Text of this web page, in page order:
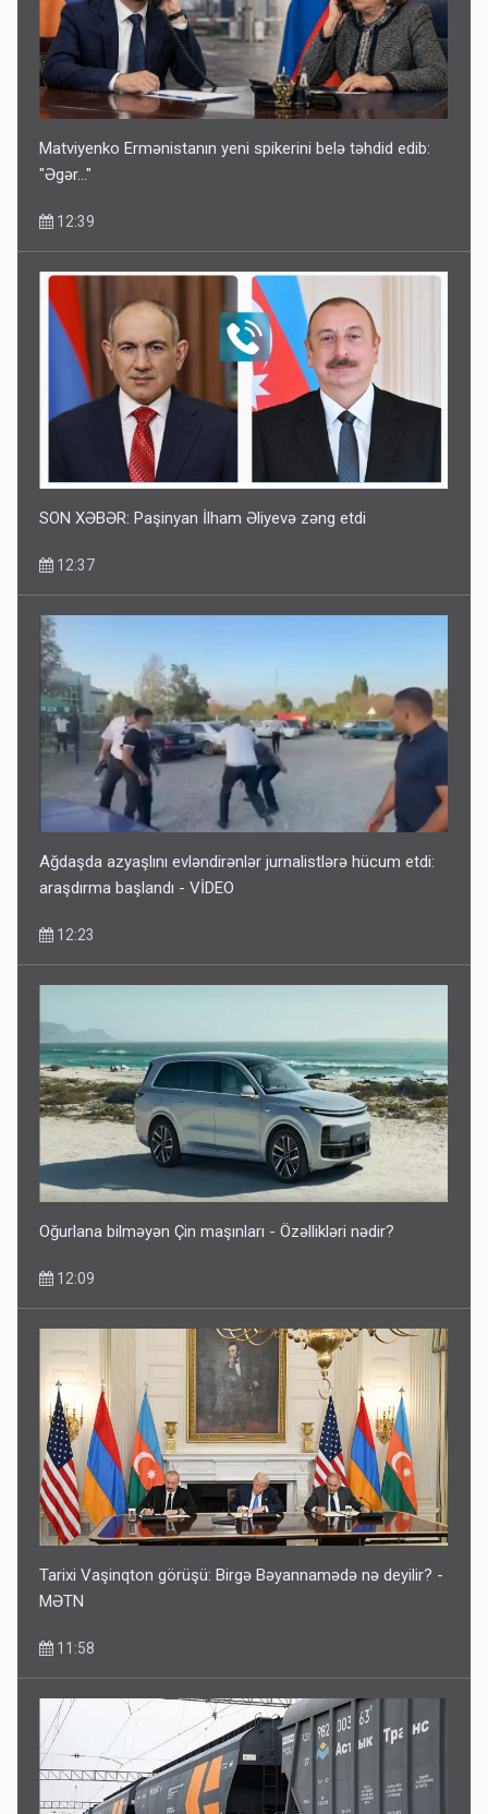
Matviyenko Ermənistanın yeni spikerini belə təhdid edib:
"Əgər..."
12:39
SON XƏBƏR: Paşinyan İlham Əliyevə zəng etdi
12:37
Ağdaşda azyaşlını evləndirənlər jurnalistlərə hücum etdi:
araşdırma başlandı - VİDEO
12:23
Oğurlana bilməyən Çin maşınları - Özəllikləri nədir?
12:09
Tarixi Vaşinqton görüşü: Birgə Bəyannamədə nə deyilir? -
MƏTN
11:58